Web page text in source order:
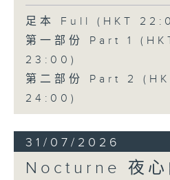
足本 Full (HKT
第一部份 Part 1
23:00)
第二部份 Part 2
24:00)
31/07/2026
Nocturne 夜心